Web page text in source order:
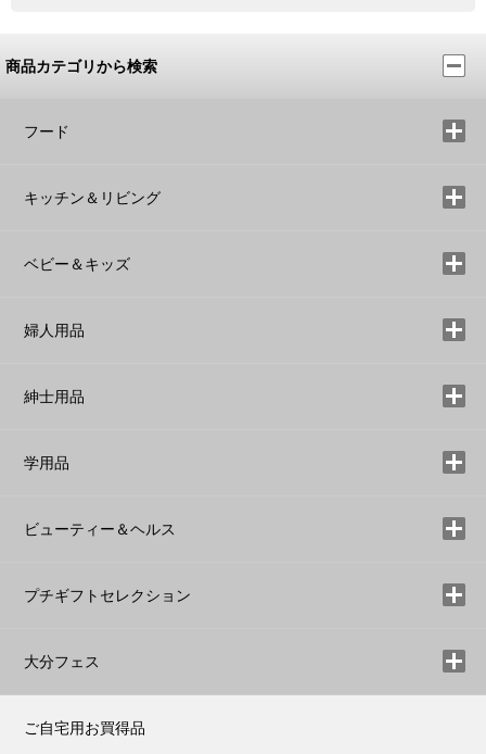
商品カテゴリから検索
フード
キッチン＆リビング
ベビー＆キッズ
婦人用品
紳士用品
学用品
ビューティー＆ヘルス
プチギフトセレクション
大分フェス
ご自宅用お買得品